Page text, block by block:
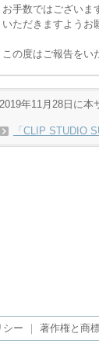
お手数ではござい
いただきますようお
この度はご報告をい
2019年11月28日に本
「CLIP STUDIO
シー 著作権と商